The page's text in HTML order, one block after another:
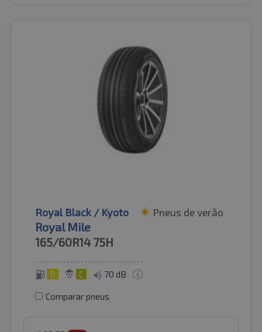
Royal Black / Kyoto Pneus de verão
Royal Mile
165/60R14 75H
D C 70 dB
Comparar pneus